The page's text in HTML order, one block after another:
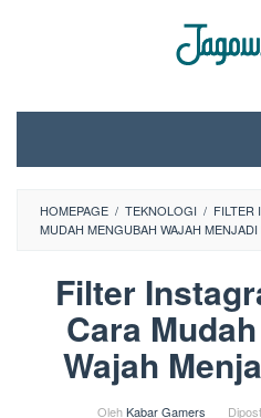
HOMEPAGE / TEKNOLOGI / FILTER
MUDAH MENGUBAH WAJAH MENJADI
Filter
Cara
Wajah
OlehKabar Gamers